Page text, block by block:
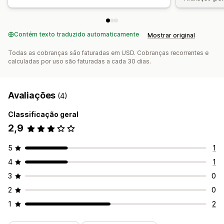
CTDPA Privacidade eletrônica FADP
Regulamento de proteção de dados
POPIA UCPA VCDPA
Contém texto traduzido automaticamente Mostrar original
Todas as cobranças são faturadas em USD. Cobranças recorrentes e
calculadas por uso são faturadas a cada 30 dias.
Avaliações (4)
Classificação geral
2,9
5
1
4
1
3
0
2
0
1
2